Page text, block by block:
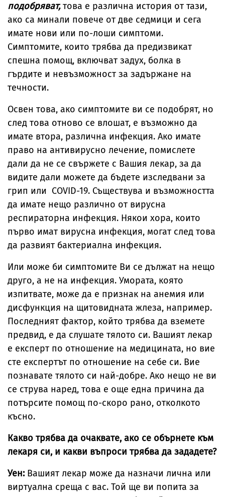
подобряват,това е различна история от тази,
ако са минали повече от две седмици и сега
имате нови или по-лоши симптоми.
Симптомите, които трябва да предизвикат
спешна помощ, включват задух, болка в
гърдите и невъзможност за задържане на
течности.
Освен това, ако симптомите ви се подобрят, но
след това отново се влошат, е възможно да
имате втора, различна инфекция. Ако имате
право на антивирусно лечение, помислете
дали да не се свържете с Вашия лекар, за да
видите дали можете да бъдете изследвани за
грип или COVID-19. Съществува и възможността
да имате нещо различно от вирусна
респираторна инфекция. Някои хора, които
първо имат вирусна инфекция, могат след това
да развият бактериална инфекция.
Или може би симптомите Ви се дължат на нещо
друго, а не на инфекция. Умората, която
изпитвате, може да е признак на анемия или
дисфункция на щитовидната жлеза, например.
Последният фактор, който трябва да вземете
предвид, е да слушате тялото си. Вашият лекар
е експерт по отношение на медицината, но вие
сте експертът по отношение на себе си. Вие
познавате тялото си най-добре. Ако нещо не ви
се струва наред, това е още една причина да
потърсите помощ по-скоро рано, отколкото
късно.
Какво трябва да очаквате, ако се обърнете към
лекаря си, и какви въпроси трябва да зададете?
Уен:Вашият лекар може да назначи лична или
виртуална среща с вас. Той ще ви попита за